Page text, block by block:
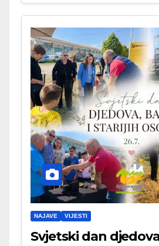
NAJAVE VIJESTI
Svjetski dan